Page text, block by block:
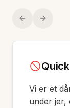
Previous slide
Next
Vi er et
under jer,